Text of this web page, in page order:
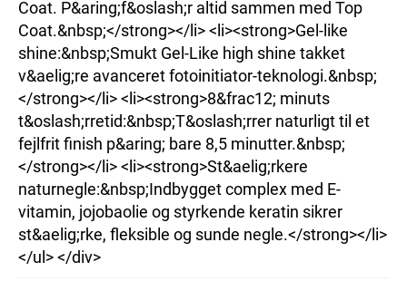
Coat. P&aring;f&oslash;r altid sammen med Top
Coat.&nbsp;</strong></li> <li><strong>Gel-like
shine:&nbsp;Smukt Gel-Like high shine takket
v&aelig;re avanceret fotoinitiator-teknologi.&nbsp;
</strong></li> <li><strong>8&frac12; minuts
t&oslash;rretid:&nbsp;T&oslash;rrer naturligt til et
fejlfrit finish p&aring; bare 8,5 minutter.&nbsp;
</strong></li> <li><strong>St&aelig;rkere
naturnegle:&nbsp;Indbygget complex med E-
vitamin, jojobaolie og styrkende keratin sikrer
st&aelig;rke, fleksible og sunde negle.</strong></li>
</ul> </div>